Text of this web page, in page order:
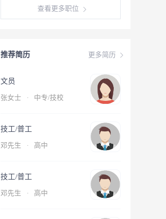
查看更多职位
更多简历
推荐简历
文员
张女士 · 中专/技校
技工/普工
邓先生 · 高中
技工/普工
邓先生 · 高中